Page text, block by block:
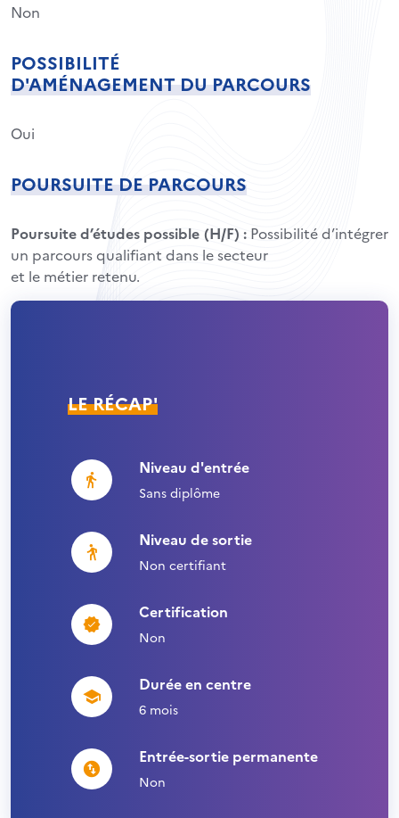
Non
POSSIBILITÉ
D'AMÉNAGEMENT DU PARCOURS
Oui
POURSUITE DE PARCOURS
Poursuite d’études possible (H/F) :Possibilité d’intégrer
un parcours qualifiant dans le secteur
et le métier retenu.
LE RÉCAP'
Niveau d'entrée
Sans diplôme
Niveau de sortie
Non certifiant
Certification
Non
Durée en centre
6 mois
Entrée-sortie permanente
Non